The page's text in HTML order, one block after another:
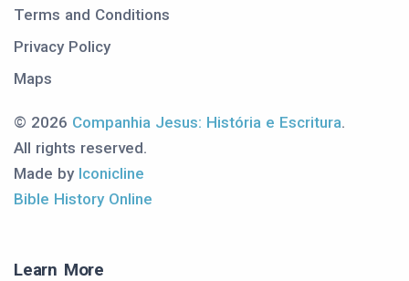
Terms and Conditions
Privacy Policy
Maps
© 2026 Companhia Jesus: História e Escritura.
All rights reserved.
Made by Iconicline
Bible History Online
Learn More